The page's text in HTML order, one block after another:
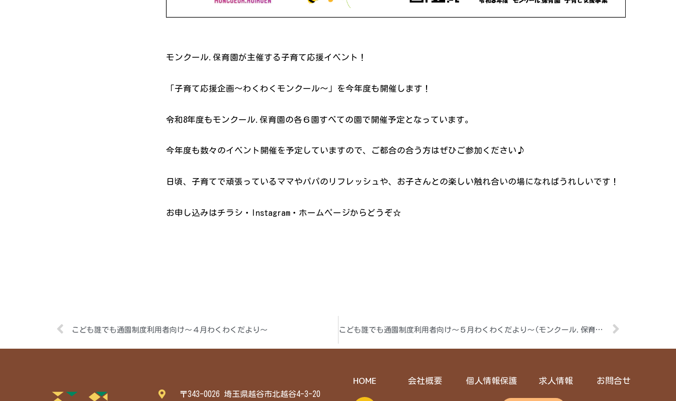
モンクール.保育園が主催する子育て応援イベント！
「子育て応援企画～わくわくモンクール～」を今年度も開催します！
令和8年度もモンクール.保育園の各６園すべての園で開催予定となっています。
今年度も数々のイベント開催を予定していますので、ご都合の合う方はぜひご参加ください♪
日頃、子育てで頑張っているママやパパのリフレッシュや、お子さんとの楽しい触れ合いの場になればうれしいです！
お申し込みはチラシ・Instagram・ホームページからどうぞ☆
こども誰でも通園制度利用者向け～４月わくわくだより～ こども誰でも通園制度利用者向け～５月わくわくだより～(モンクール.保育園Ⅱ)
〒343-0026 埼玉県越谷市北越谷4-3-20
HOME 会社概要 個人情報保護 求人情報 お問合せ